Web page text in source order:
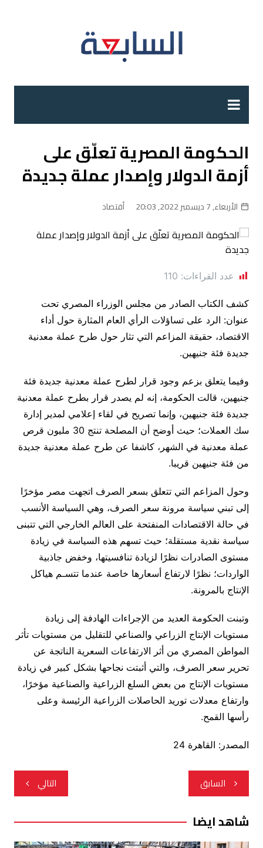
الحكومة المصرية تعلّق على
أزمة الدولار وإصدار عملة جديدة
الأربعاء, 7 ديسمبر 2022, 20:03 أقتصاد
عدد القراءات: 110
كشف الكتاب الصادر من مجلس الوزراء المصري تحت
عنوان: الرد على تساؤلات الرأي العام المثارة حول أداء
الاقتصاد، حقيقة المزاعم التي تثار حول طرح عملة معدنية
جديدة فئة جنيهين.
وفيما يتعلق بزعم وجود قرار لطرح عملة معدنية جديدة فئة
جنيهين، قالت الحكومة، إنه لم يصدر قرار بطرح عملة معدنية
جديدة فئة جنيهين، وإنما تصريح في لقاء إعلامي لمدير إدارة
سك العملات؛ حيث أوضح أن المصلحة تنتج 30 مليون قرص
عملة معدنية في الشهر، كاشفا عن طرح عملة معدنية جديدة
من فئة جنيهين قريبا.
وحول المزاعم التي تتعلق بسعر الصرف اتجهت مصر مؤخرًا
إلى تبني سياسة مرونة سعر الصرف، وهي السياسة الأنسب
في حالة الاقتصادات المنفتحة على العالم الخارجي التي تتبنى
سياسة نقدية مستقلة؛ حيث تسهم هذه السياسة في زيادة
مستوى الصادرات نظرًا لزيادة تنافسيتها، وخفض جاذبية
الواردات؛ نظرًا لارتفاع أسعارها خاصة عندما تتسـم هياكل
الإنتاج بالمرونة.
وتبنت الحكومة العديد من الإجراءات الهادفة إلى زيادة
مستويات الإنتاج الزراعي والصناعي للتقليل من مستويات تأثر
المواطن المصري من أثر الارتفاعات السعرية الناتجة عن
تحرير سعر الصرف، والتي أثبتت نجاحها بشكل كبير في زيادة
مستويات الإنتاج من بعض السلع الزراعية والصناعية مؤخرًا،
وارتفاع معدلات توريد الحاصلات الزراعية الرئيسة وعلى
رأسها القمح.
المصدر: القاهرة 24
تصفّح
المقالات
السابق التالي
شاهد ايضا